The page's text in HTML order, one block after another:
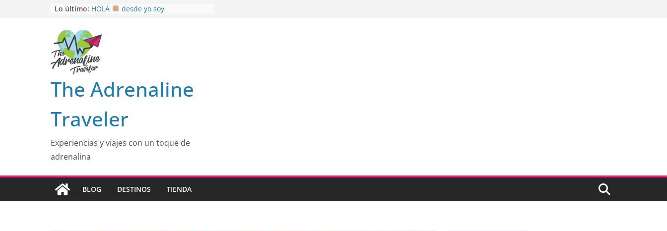
Lo último: HOLA
desde yo soy
EL SENDERO DEL CACAO: Excelente
opción
HOSPEDAJE AL NATURALSHH !!
En
MULITO!
The Adrenaline
Traveler
Experiencias y viajes con un toque de
adrenalina
BLOG DESTINOS TIENDA